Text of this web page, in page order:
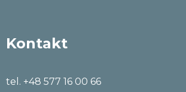
Kontakt
tel. +48 577 16 00 66